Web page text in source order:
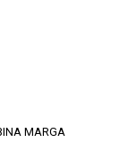
MARGA